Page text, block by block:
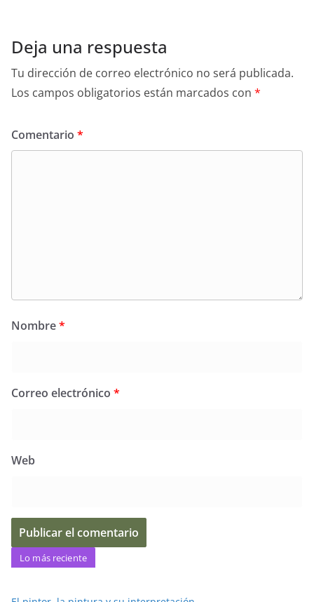
Deja una respuesta
Tu dirección de correo electrónico no será publicada.
Los campos obligatorios están marcados con *
Comentario *
Nombre*
Correo electrónico *
Web
Lo más reciente